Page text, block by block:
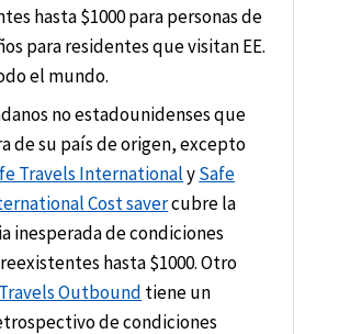
hasta $1000 para personas de
para residentes que visitan EE.
el mundo.
no estadounidenses que
de su país de origen, excepto
Travels InternationalySafe
Cost savercubre la
inesperada de condiciones
hasta $1000. Otro
Outbound tiene un
de condiciones